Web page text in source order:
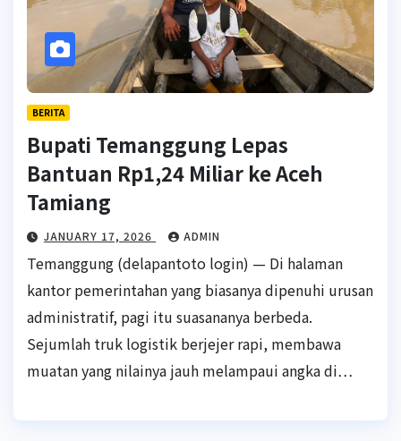
BERITA
Bupati Temanggung Lepas
Bantuan Rp1,24 Miliar ke Aceh
Tamiang
JANUARY 17, 2026 ADMIN
Temanggung (delapantoto login) — Di halaman
kantor pemerintahan yang biasanya dipenuhi urusan
administratif, pagi itu suasananya berbeda.
Sejumlah truk logistik berjejer rapi, membawa
muatan yang nilainya jauh melampaui angka di…